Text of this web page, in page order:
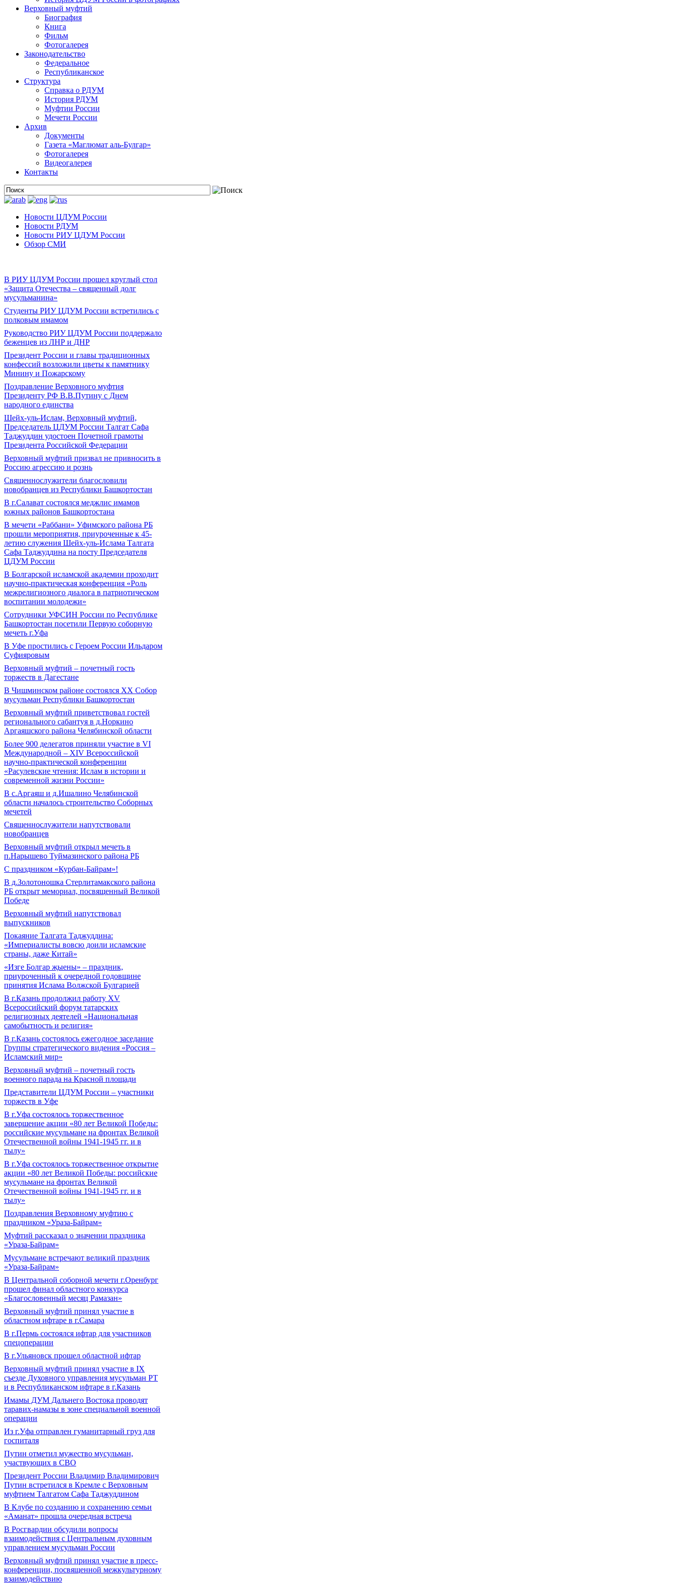
Верховный муфтий
Биография
Книга
Фильм
Фотогалерея
Законодательство
Федеральное
Республиканское
Структура
Справка о РДУМ
История РДУМ
Муфтии России
Мечети России
Архив
Документы
Газета «Маглюмат аль-Булгар»
Фотогалерея
Видеогалерея
Контакты
Новости ЦДУМ России
Новости РДУМ
Новости РИУ ЦДУМ России
Обзор СМИ
В РИУ ЦДУМ России прошел круглый стол
«Защита Отечества – священный долг
мусульманина»
Студенты РИУ ЦДУМ России встретились с
полковым имамом
Руководство РИУ ЦДУМ России поддержало
беженцев из ЛНР и ДНР
Президент России и главы традиционных
конфессий возложили цветы к памятнику
Минину и Пожарскому
Поздравление Верховного муфтия
Президенту РФ В.В.Путину с Днем
народного единства
Шейх-уль-Ислам, Верховный муфтий,
Председатель ЦДУМ России Талгат Сафа
Таджуддин удостоен Почетной грамоты
Президента Российской Федерации
Верховный муфтий призвал не привносить в
Россию агрессию и рознь
Священнослужители благословили
новобранцев из Республики Башкортостан
В г.Салават состоялся меджлис имамов
южных районов Башкортостана
В мечети «Раббани» Уфимского района РБ
прошли мероприятия, приуроченные к 45-
летию служения Шейх-уль-Ислама Талгата
Сафа Таджуддина на посту Председателя
ЦДУМ России
В Болгарской исламской академии проходит
научно-практическая конференция «Роль
межрелигиозного диалога в патриотическом
воспитании молодежи»
Сотрудники УФСИН России по Республике
Башкортостан посетили Первую соборную
мечеть г.Уфа
В Уфе простились с Героем России Ильдаром
Суфияровым
Верховный муфтий – почетный гость
торжеств в Дагестане
В Чишминском районе состоялся XX Собор
мусульман Республики Башкортостан
Верховный муфтий приветствовал гостей
регионального сабантуя в д.Норкино
Аргаяшского района Челябинской области
Более 900 делегатов приняли участие в VI
Международной – ХIV Всероссийской
научно-практической конференции
«Расулевские чтения: Ислам в истории и
современной жизни России»
В с.Аргаяш и д.Ишалино Челябинской
области началось строительство Соборных
мечетей
Священнослужители напутствовали
новобранцев
Верховный муфтий открыл мечеть в
п.Нарышево Туймазинского района РБ
С праздником «Курбан-Байрам»!
В д.Золотоношка Стерлитамакского района
РБ открыт мемориал, посвященный Великой
Победе
Верховный муфтий напутствовал
выпускников
Покаяние Талгата Таджуддина:
«Империалисты вовсю доили исламские
страны, даже Китай»
«Изге Болгар җыены» – праздник,
приуроченный к очередной годовщине
принятия Ислама Волжской Булгарией
В г.Казань продолжил работу XV
Всероссийский форум татарских
религиозных деятелей «Национальная
самобытность и религия»
В г.Казань состоялось ежегодное заседание
Группы стратегического видения «Россия –
Исламский мир»
Верховный муфтий – почетный гость
военного парада на Красной площади
Представители ЦДУМ России – участники
торжеств в Уфе
В г.Уфа состоялось торжественное
завершение акции «80 лет Великой Победы:
российские мусульмане на фронтах Великой
Отечественной войны 1941-1945 гг. и в
тылу»
В г.Уфа состоялось торжественное открытие
акции «80 лет Великой Победы: российские
мусульмане на фронтах Великой
Отечественной войны 1941-1945 гг. и в
тылу»
Поздравления Верховному муфтию с
праздником «Ураза-Байрам»
Муфтий рассказал о значении праздника
«Ураза-Байрам»
Мусульмане встречают великий праздник
«Ураза-Байрам»
В Центральной соборной мечети г.Оренбург
прошел финал областного конкурса
«Благословенный месяц Рамазан»
Верховный муфтий принял участие в
областном ифтаре в г.Самара
В г.Пермь состоялся ифтар для участников
спецоперации
В г.Ульяновск прошел областной ифтар
Верховный муфтий принял участие в IХ
съезде Духовного управления мусульман РТ
и в Республиканском ифтаре в г.Казань
Имамы ДУМ Дальнего Востока проводят
таравих-намазы в зоне специальной военной
операции
Из г.Уфа отправлен гуманитарный груз для
госпиталя
Путин отметил мужество мусульман,
участвующих в СВО
Президент России Владимир Владимирович
Путин встретился в Кремле с Верховным
муфтием Талгатом Сафа Таджуддином
В Клубе по созданию и сохранению семьи
«Аманат» прошла очередная встреча
В Росгвардии обсудили вопросы
взаимодействия с Центральным духовным
управлением мусульман России
Верховный муфтий принял участие в пресс-
конференции, посвященной межкультурному
взаимодействию